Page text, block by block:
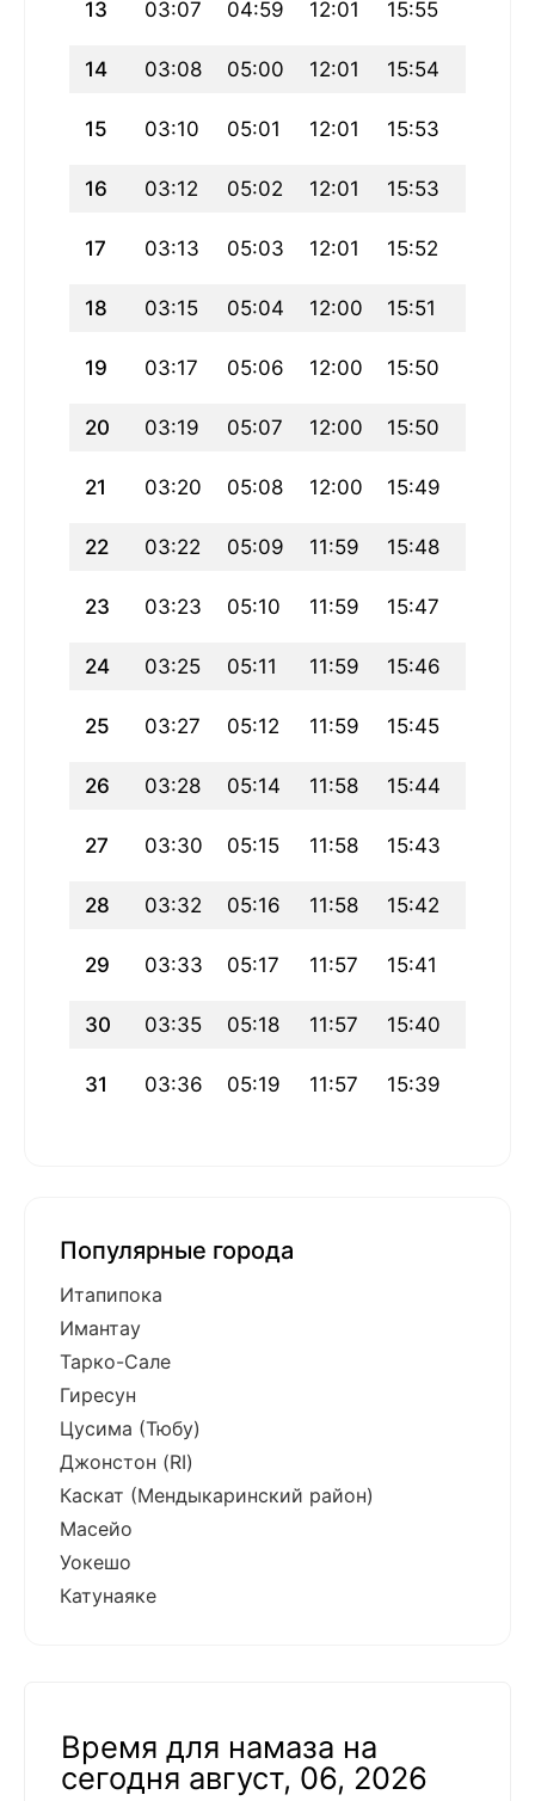
13 03:07 04:59 12:01 15:55
14 03:08 05:00 12:01 15:54
15 03:10 05:01 12:01 15:53
16 03:12 05:02 12:01 15:53
17 03:13 05:03 12:01 15:52
18 03:15 05:04 12:00 15:51
19 03:17 05:06 12:00 15:50
20 03:19 05:07 12:00 15:50
21 03:20 05:08 12:00 15:49
22 03:22 05:09 11:59 15:48
23 03:23 05:10 11:59 15:47
24 03:25 05:11 11:59 15:46
25 03:27 05:12 11:59 15:45
26 03:28 05:14 11:58 15:44
27 03:30 05:15 11:58 15:43
28 03:32 05:16 11:58 15:42
29 03:33 05:17 11:57 15:41
30 03:35 05:18 11:57 15:40
31 03:36 05:19 11:57 15:39
Популярные города
Итапипока
Имантау
Тарко-Сале
Гиресун
Цусима (Тюбу)
Джонстон (RI)
Каскат (Мендыкаринский район)
Масейо
Уокешо
Катунаяке
Время для намаза на
сегодня август, 06, 2026